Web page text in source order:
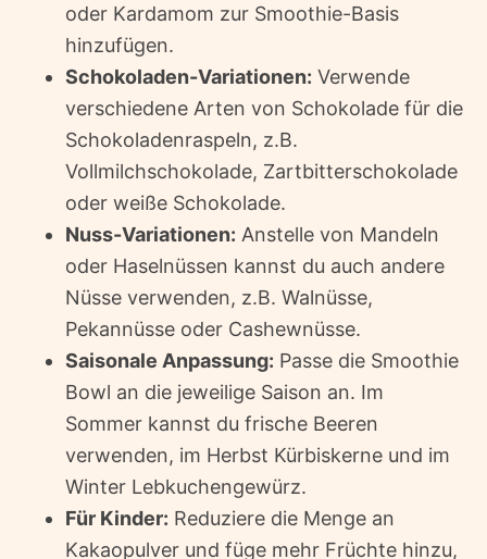
oder Kardamom zur Smoothie-Basis
hinzufügen.
Schokoladen-Variationen: Verwende
verschiedene Arten von Schokolade für die
Schokoladenraspeln, z.B.
Vollmilchschokolade, Zartbitterschokolade
oder weiße Schokolade.
Nuss-Variationen: Anstelle von Mandeln
oder Haselnüssen kannst du auch andere
Nüsse verwenden, z.B. Walnüsse,
Pekannüsse oder Cashewnüsse.
Saisonale Anpassung: Passe die Smoothie
Bowl an die jeweilige Saison an. Im
Sommer kannst du frische Beeren
verwenden, im Herbst Kürbiskerne und im
Winter Lebkuchengewürz.
Für Kinder: Reduziere die Menge an
Kakaopulver und füge mehr Früchte hinzu,